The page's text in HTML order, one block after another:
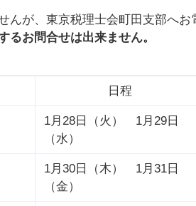
んが、東京税理士会町田支部へお
るお問合せは出来ません。
日程
1月28日（火） 1月29日
（水）
1月30日（木） 1月31日
（金）